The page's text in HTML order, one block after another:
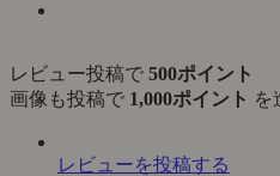
レビュー投稿で 500ポイント
画像も投稿で 1,000ポイント を
レビューを投稿する